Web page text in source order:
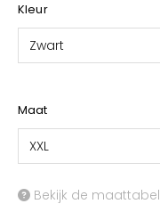
Kleur
Zwart
Maat
XXL
Bekijk de maattabel